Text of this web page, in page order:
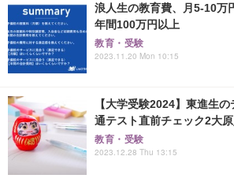
浪人生の教育費、月5-10
年間100万円以上
教育・受験
2023.11.20 Mon 10:15
【大学受験2024】東進生
通テスト直前チェック2大原
教育・受験
2023.12.28 Thu 13:15